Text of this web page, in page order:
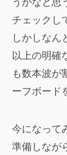
チェックし
しかしなん
以上の明確
も数本波が
ーフボード
今になって
準備しなが